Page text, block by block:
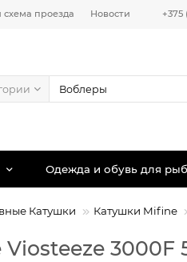
схема проезда Новости +375
Одежда и обувь для
Катушки Катушки Mifine
3000F